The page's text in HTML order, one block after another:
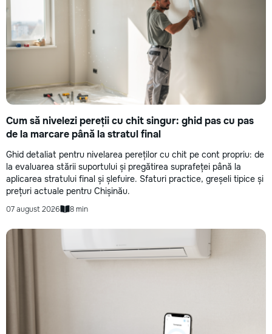
Cum să nivelezi pereții cu chit singur: ghid pas cu pas
de la marcare până la stratul final
Ghid detaliat pentru nivelarea pereților cu chit pe cont propriu: de
la evaluarea stării suportului și pregătirea suprafeței până la
aplicarea stratului final și șlefuire. Sfaturi practice, greșeli tipice și
prețuri actuale pentru Chișinău.
07 august 2026 8 min